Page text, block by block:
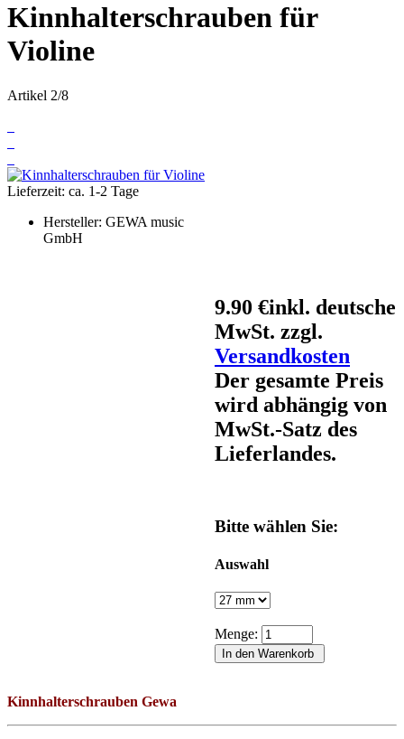
Kinnhalterschrauben für
Violine
Artikel 2/8
Lieferzeit: ca. 1-2 Tage
Hersteller: GEWA music
GmbH
9.90 €inkl. deutsche
MwSt. zzgl.
Versandkosten
Der gesamte Preis
wird abhängig von
MwSt.-Satz des
Lieferlandes.
Bitte wählen Sie:
Auswahl
Menge:
Kinnhalterschrauben Gewa